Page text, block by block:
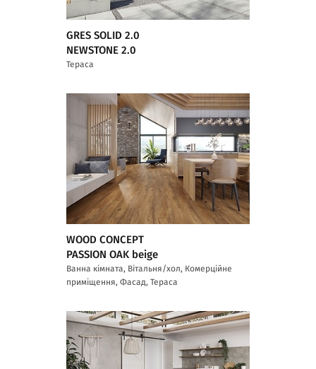
GRES SOLID 2.0
NEWSTONE 2.0
Тераса
WOOD CONCEPT
PASSION OAK beige
Ванна кімната, Вітальня/хол, Комерційне
приміщення, Фасад, Тераса